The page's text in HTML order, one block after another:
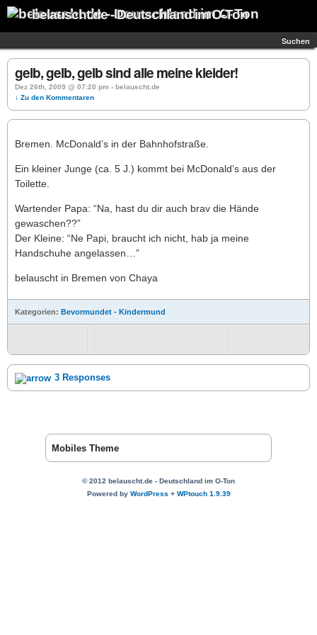
belauscht.de - Deutschland im O-Ton
Suchen
gelb, gelb, gelb sind alle meine kleider!
Dez 26th, 2009 @ 07:20 pm › belauscht.de
↓ Zu den Kommentaren
Bremen. McDonald’s in der Bahnhofstraße.
Ein kleiner Junge (ca. 5 J.) kommt bei McDonald’s aus der
Toilette.
Wartender Papa: “Na, hast du dir auch brav die Hände
gewaschen??”
Der Kleine: “Ne Papi, braucht ich nicht, hab ja meine
Handschuhe angelassen…”
belauscht in Bremen von Chaya
Kategorien: Bevormundet - Kindermund
3 Responses
Mobiles Theme
© 2012 belauscht.de - Deutschland im O-Ton
Powered by WordPress+ WPtouch 1.9.39